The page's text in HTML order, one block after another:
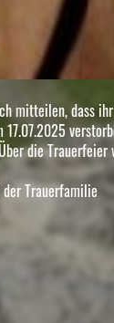
mitteilen, dass
die
Trauerfamilie